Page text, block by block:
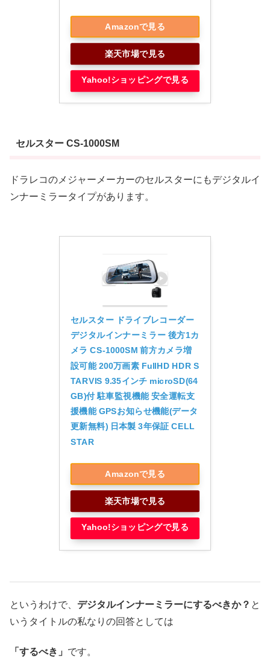
Amazonで見る
楽天市場で見る
Yahoo!ショッピングで見る
セルスター CS-1000SM
ドラレコのメジャーメーカーのセルスターにもデジタルイ
ンナーミラータイプがあります。
セルスター ドライブレコーダー
デジタルインナーミラー 後方1カ
メラ CS-1000SM 前方カメラ増
設可能 200万画素 FullHD HDR S
TARVIS 9.35インチ microSD(64
GB)付 駐車監視機能 安全運転支
援機能 GPSお知らせ機能(データ
更新無料) 日本製 3年保証 CELL
STAR
Amazonで見る
楽天市場で見る
Yahoo!ショッピングで見る
というわけで、 デジタルインナーミラーにするべきか？ と
いうタイトルの私なりの回答としては
「するべき」 です。